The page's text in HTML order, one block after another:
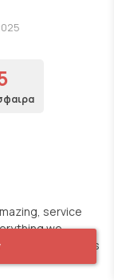
service
we
other half it’s